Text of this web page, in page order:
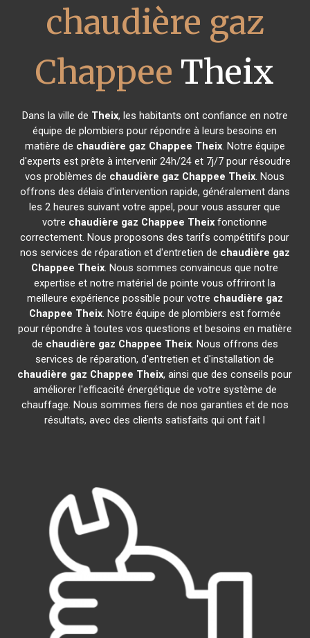
chaudière gaz
Chappee Theix
Dans la ville de Theix, les habitants ont confiance en notre
équipe de plombiers pour répondre à leurs besoins en
matière de chaudière gaz Chappee Theix. Notre équipe
d'experts est prête à intervenir 24h/24 et 7j/7 pour résoudre
vos problèmes de chaudière gaz Chappee Theix. Nous
offrons des délais d'intervention rapide, généralement dans
les 2 heures suivant votre appel, pour vous assurer que
votre chaudière gaz Chappee Theix fonctionne
correctement. Nous proposons des tarifs compétitifs pour
nos services de réparation et d'entretien de chaudière gaz
Chappee Theix. Nous sommes convaincus que notre
expertise et notre matériel de pointe vous offriront la
meilleure expérience possible pour votre chaudière gaz
Chappee Theix. Notre équipe de plombiers est formée
pour répondre à toutes vos questions et besoins en matière
de chaudière gaz Chappee Theix. Nous offrons des
services de réparation, d'entretien et d'installation de
chaudière gaz Chappee Theix, ainsi que des conseils pour
améliorer l'efficacité énergétique de votre système de
chauffage. Nous sommes fiers de nos garanties et de nos
résultats, avec des clients satisfaits qui ont fait l